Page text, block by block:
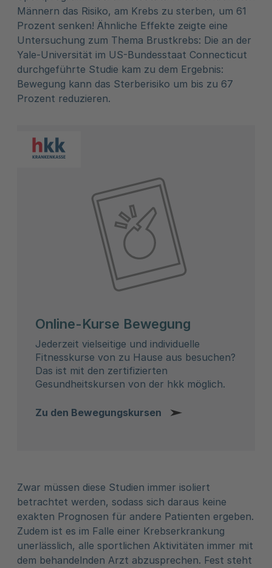
Männern das Risiko, am Krebs zu sterben, um 61
Prozent senken! Ähnliche Effekte zeigte eine
Untersuchung zum Thema Brustkrebs: Die an der
Yale-Universität im US-Bundesstaat Connecticut
durchgeführte Studie kam zu dem Ergebnis:
Bewegung kann das Sterberisiko um bis zu 67
Prozent reduzieren.
Online-Kurse Bewegung
Jederzeit vielseitige und individuelle
Fitnesskurse von zu Hause aus besuchen?
Das ist mit den zertifizierten
Gesundheitskursen von der hkk möglich.
Zu den Bewegungskursen
Zwar müssen diese Studien immer isoliert
betrachtet werden, sodass sich daraus keine
exakten Prognosen für andere Patienten ergeben.
Zudem ist es im Falle einer Krebserkrankung
unerlässlich, alle sportlichen Aktivitäten immer mit
dem behandelnden Arzt abzusprechen. Fest steht